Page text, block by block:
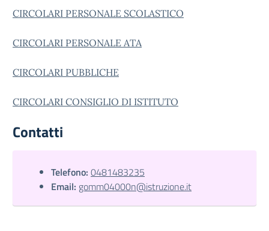
CIRCOLARI PERSONALE SCOLASTICO
CIRCOLARI PERSONALE ATA
CIRCOLARI PUBBLICHE
CIRCOLARI CONSIGLIO DI ISTITUTO
Contatti
Telefono: 0481483235
Email: gomm04000n@istruzione.it